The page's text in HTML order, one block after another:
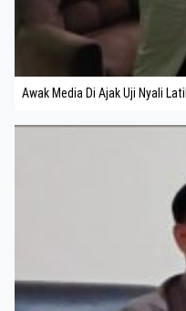
Awak Media Di Ajak Uji Nyali